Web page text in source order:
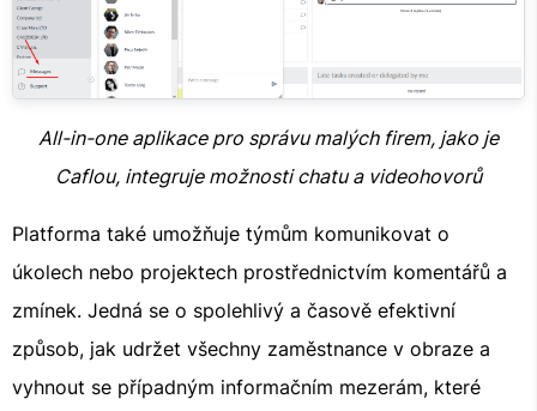
All-in-one aplikace pro správu malých firem, jako je
Caflou, integruje možnosti chatu a videohovorů
Platforma také umožňuje týmům komunikovat o
úkolech nebo projektech prostřednictvím komentářů a
zmínek. Jedná se o spolehlivý a časově efektivní
způsob, jak udržet všechny zaměstnance v obraze a
vyhnout se případným informačním mezerám, které